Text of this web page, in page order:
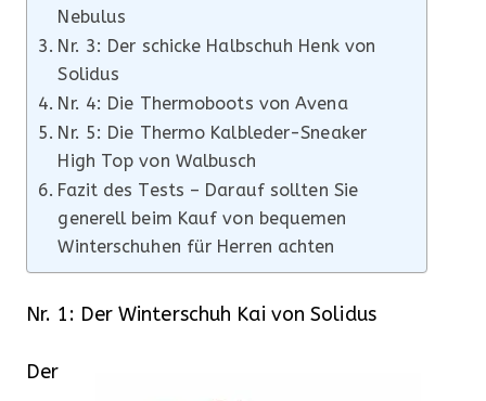
Nebulus
Nr. 3: Der schicke Halbschuh Henk von
Solidus
Nr. 4: Die Thermoboots von Avena
Nr. 5: Die Thermo Kalbleder-Sneaker
High Top von Walbusch
Fazit des Tests – Darauf sollten Sie
generell beim Kauf von bequemen
Winterschuhen für Herren achten
Nr. 1: Der Winterschuh Kai von Solidus
Der